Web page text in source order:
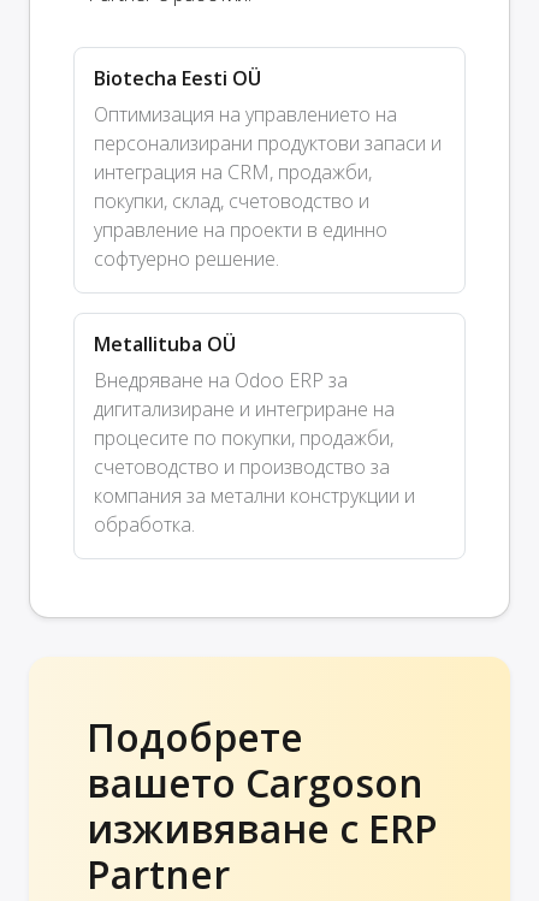
Biotecha Eesti OÜ
Оптимизация на управлението на
персонализирани продуктови запаси и
интеграция на CRM, продажби,
покупки, склад, счетоводство и
управление на проекти в единно
софтуерно решение.
Metallituba OÜ
Внедряване на Odoo ERP за
дигитализиране и интегриране на
процесите по покупки, продажби,
счетоводство и производство за
компания за метални конструкции и
обработка.
Подобрете
вашето Cargoson
изживяване с ERP
Partner